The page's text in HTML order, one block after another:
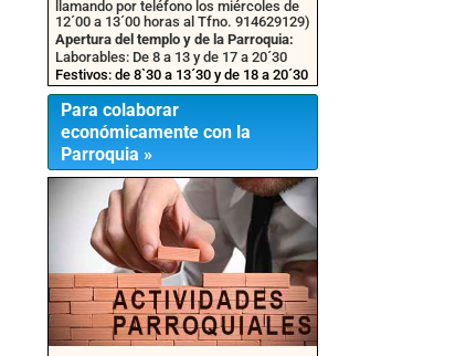
llamando por teléfono los miércoles de
12´00 a 13´00 horas al Tfno. 914629129)
Apertura del templo y de la Parroquia:
Laborables: De 8 a 13 y de 17 a 20´30
Festivos: de 8`30 a 13´30 y de 18 a 20´30
Para colaborar
económicamente con la
Parroquia »